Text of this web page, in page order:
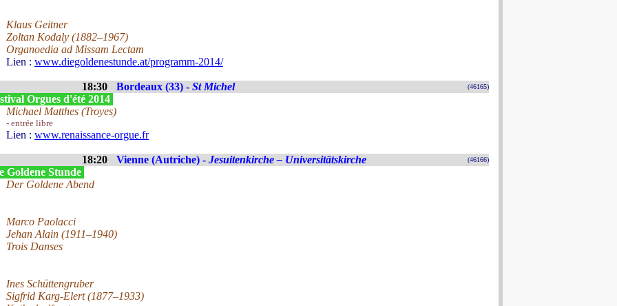
Klaus Geitner
Zoltan Kodaly (1882–1967)
Organoedia ad Missam Lectam
Lien : www.diegoldenestunde.at/programm-2014/
18:30 Bordeaux (33) - St Michel (46165)
Orgues d'été 2014
Michael Matthes (Troyes)
- entrée libre
Lien : www.renaissance-orgue.fr
18:20 Vienne (Autriche) - Jesuitenkirche – Universitätskirche (46166)
Goldene Stunde
Der Goldene Abend
Marco Paolacci
Jehan Alain (1911–1940)
Trois Danses
Ines Schüttengruber
Sigfrid Karg-Elert (1877–1933)